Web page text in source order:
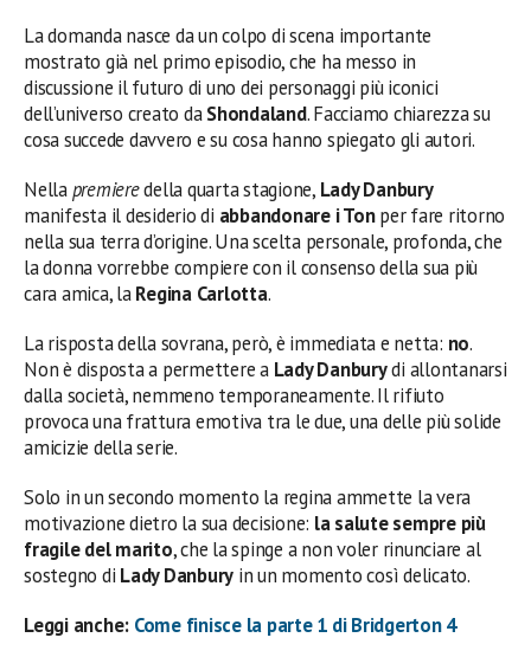
La domanda nasce da un colpo di scena importante
mostrato già nel primo episodio, che ha messo in
discussione il futuro di uno dei personaggi più iconici
dell’universo creato daShondaland. Facciamo chiarezza su
cosa succede davvero e su cosa hanno spiegato gli autori.
Nellapremieredella quarta stagione, Lady Danbury
manifesta il desiderio di abbandonare i Tonper fare ritorno
nella sua terra d’origine. Una scelta personale, profonda, che
la donna vorrebbe compiere con il consenso della sua più
cara amica, laRegina Carlotta.
La risposta della sovrana, però, è immediata e netta: no.
Non è disposta a permettere aLady Danburydi allontanarsi
dalla società, nemmeno temporaneamente. Il rifiuto
provoca una frattura emotiva tra le due, una delle più solide
amicizie della serie.
Solo in un secondo momento la regina ammette la vera
motivazione dietro la sua decisione: la salute sempre più
fragile del marito, che la spinge a non voler rinunciare al
sostegno di Lady Danbury in un momento così delicato.
Leggi anche: Come finisce la parte 1 di Bridgerton 4